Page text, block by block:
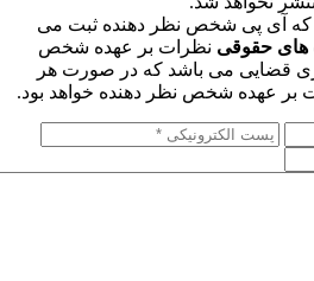
که آی پی شخص نظر دهنده ثبت می
های حقوقی نظرات بر عهده شخص
قضایی می باشد که در صورت هر
بر عهده شخص نظر دهنده خواهد بود.